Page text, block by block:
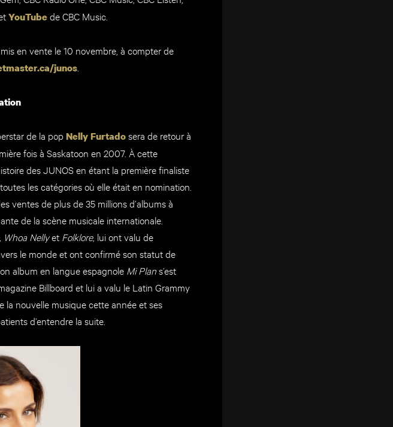
YouTubede CBC Music.
en vente le 10 novembre, à compter de
junos
de la pop Nelly Furtadosera de retour à
fois à Saskatoon en 2007. À cette
des JUNOS en étant la première finaliste
les catégories où elle était en nomination.
ventes de plus de 35 millions d’albums à
de la scène musicale internationale.
Whoa Nellyet Folklore, lui ont valu de
le monde et ont confirmé son statut de
album en langue espagnole Mi Plans’est
Billboard et lui a valu le Latin Grammy
la nouvelle musique cette année et ses
d’entendre la suite.